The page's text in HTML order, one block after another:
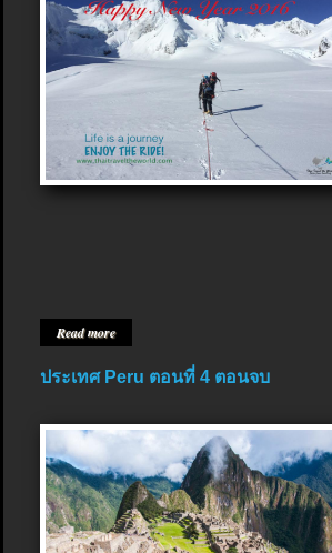
Read more
ประเทศ Peru ตอนที่ 4 ตอนจบ